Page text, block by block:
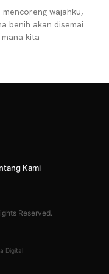
wajahku,
benih akan disemai
kita
Kami
Reserved.
Digital